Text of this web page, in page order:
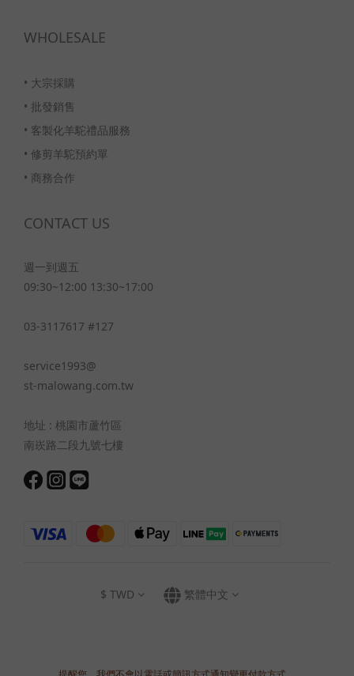
WHOLESALE
• 大宗採購
• 批發銷售
• 客製化羊駝禮品服務
• 修剪羊駝預約單
• 商務合作
CONTACT US
週一到週五
09:30~12:00 13:30~17:00
03-3117617 #127
service1993@
st-malowang.com.tw
地址 : 桃園市蘆竹區
南崁路二段九號七樓
$ TWD 繁體中文